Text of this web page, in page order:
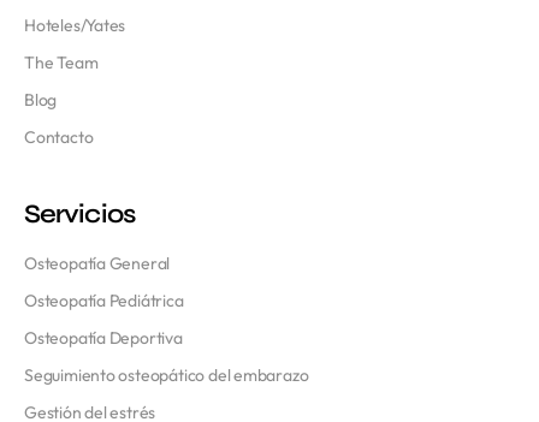
Hoteles/Yates
The Team
Blog
Contacto
Servicios
Osteopatía General
Osteopatía Pediátrica
Osteopatía Deportiva
Seguimiento osteopático del embarazo
Gestión del estrés